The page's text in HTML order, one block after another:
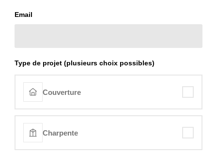
Email
Type de projet (plusieurs choix possibles)
Couverture
Charpente